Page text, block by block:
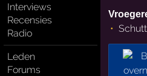
Interviews
Recensies
Radio
Leden
Forums